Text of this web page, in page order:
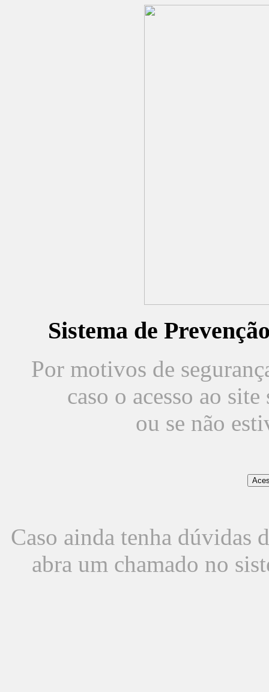
Sistema de
Por motivos de
caso o acesso ao
ou se não
Caso ainda tenha dúvidas
abra um chamado no